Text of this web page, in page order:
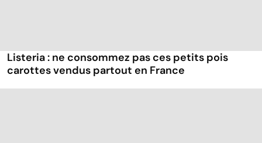
Listeria : ne consommez pas ces petits pois
carottes vendus partout en France